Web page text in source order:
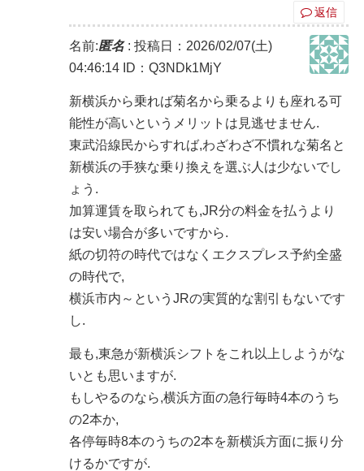
返信
名前:匿名: 投稿日：2026/02/07(土)
04:46:14 ID：Q3NDk1MjY
新横浜から乗れば菊名から乗るよりも座れる可
能性が高いというメリットは見逃せません.
東武沿線民からすれば,わざわざ不慣れな菊名と
新横浜の手狭な乗り換えを選ぶ人は少ないでし
ょう.
加算運賃を取られても,JR分の料金を払うより
は安い場合が多いですから.
紙の切符の時代ではなくエクスプレス予約全盛
の時代で,
横浜市内～というJRの実質的な割引もないです
し.
最も,東急が新横浜シフトをこれ以上しようがな
いとも思いますが.
もしやるのなら,横浜方面の急行毎時4本のうち
の2本か,
各停毎時8本のうちの2本を新横浜方面に振り分
けるかですが.